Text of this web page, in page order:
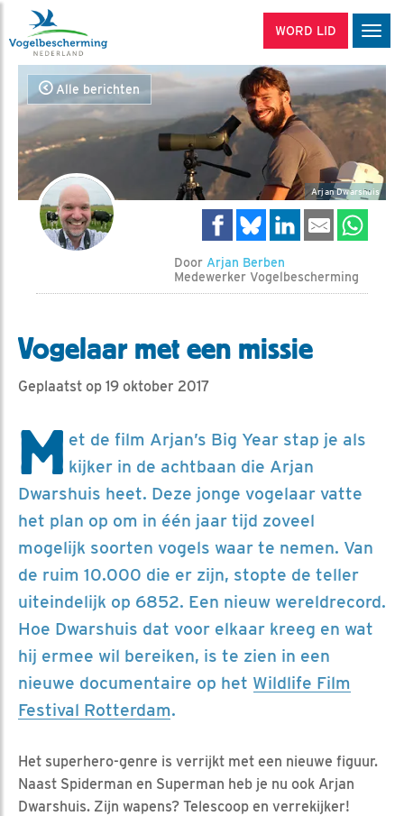
WORD LID
Alle berichten
Arjan Dwarshuis
Door Arjan Berben
Medewerker Vogelbescherming
Vogelaar met een missie
Geplaatst op 19 oktober 2017
M et de film Arjan’s Big Year stap je als
kijker in de achtbaan die Arjan
Dwarshuis heet. Deze jonge vogelaar vatte
het plan op om in één jaar tijd zoveel
mogelijk soorten vogels waar te nemen. Van
de ruim 10.000 die er zijn, stopte de teller
uiteindelijk op 6852. Een nieuw wereldrecord.
Hoe Dwarshuis dat voor elkaar kreeg en wat
hij ermee wil bereiken, is te zien in een
nieuwe documentaire op het Wildlife Film
Festival Rotterdam.
Het superhero-genre is verrijkt met een nieuwe figuur.
Naast Spiderman en Superman heb je nu ook Arjan
Dwarshuis. Zijn wapens? Telescoop en verrekijker!